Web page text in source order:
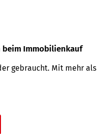
beim Immobilienkauf
gebraucht. Mit mehr als